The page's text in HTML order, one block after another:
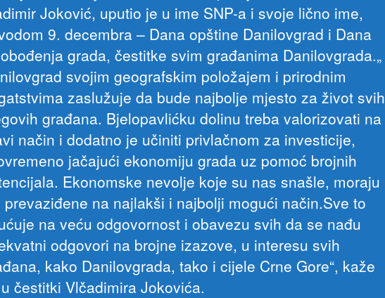
Joković, uputio je u ime SNP-a i svoje lično ime,
9. decembra – Dana opštine Danilovgrad i Dana
grada, čestitke svim građanima Danilovgrada.„
svojim geografskim položajem i prirodnim
zaslužuje da bude najbolje mjesto za život svih
građana. Bjelopavlićku dolinu treba valorizovati na
način i dodatno je učiniti privlačnom za investicije,
jačajući ekonomiju grada uz pomoć brojnih
Ekonomske nevolje koje su nas snašle, moraju
prevaziđene na najlakši i najbolji mogući način.Sve to
na veću odgovornost i obavezu svih da se nađu
odgovori na brojne izazove, u interesu svih
kako Danilovgrada, tako i cijele Crne Gore“, kaže
čestitki Vlčadimira Jokovića.